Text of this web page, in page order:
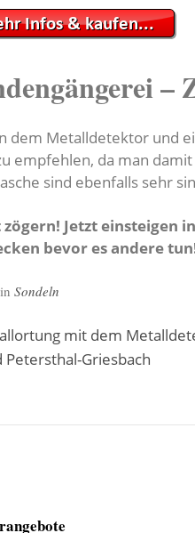
–
dem Metalldetektor und
empfehlen, da man
sind ebenfalls sehr
Jetzt einsteigen
bevor es andere
Sondeln
mit dem
Petersthal-Griesbach